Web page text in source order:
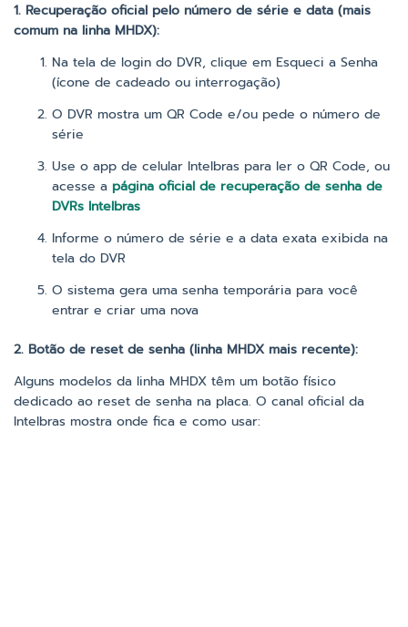
1. Recuperação oficial pelo número de série e data (mais
comum na linha MHDX):
Na tela de login do DVR, clique em Esqueci a Senha
(ícone de cadeado ou interrogação)
O DVR mostra um QR Code e/ou pede o número de
série
Use o app de celular Intelbras para ler o QR Code, ou
acesse a página oficial de recuperação de senha de
DVRs Intelbras
Informe o número de série e a data exata exibida na
tela do DVR
O sistema gera uma senha temporária para você
entrar e criar uma nova
2. Botão de reset de senha (linha MHDX mais recente):
Alguns modelos da linha MHDX têm um botão físico
dedicado ao reset de senha na placa. O canal oficial da
Intelbras mostra onde fica e como usar: